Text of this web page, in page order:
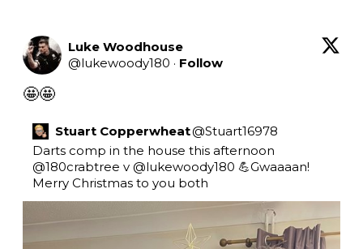
Luke Woodhouse
@lukewoody180 · Follow
🤩🤩
Stuart Copperwheat@Stuart16978
@180crabtree v @lukewoody180 💪Gwaaaan!
Merry Christmas to you both